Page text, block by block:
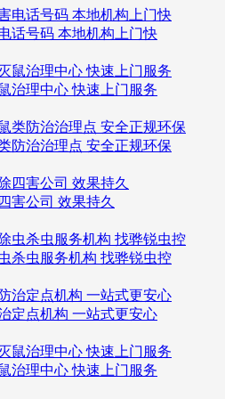
话号码 本地机构上门快
治理中心 快速上门服务
防治治理点 安全正规环保
害公司 效果持久
杀虫服务机构 找骅锐虫控
定点机构 一站式更安心
治理中心 快速上门服务